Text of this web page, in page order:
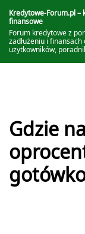
do
treści
Kredytowe-Forum.pl –
finansowe
Forum kredytowe z
zadłużeniu i
użytkowników,
Gdzie